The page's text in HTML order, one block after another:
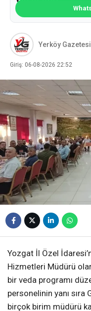
Yerköy Gazetesi
Giriş: 06-08-2026 22:52
Yozgat İl Özel
Hizmetleri Müdürü
bir veda programı
personelinin yanı sıra
birçok birim müdürü